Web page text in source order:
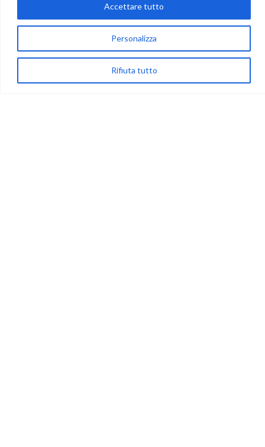
Personalizza
Rifiuta tutto
Accettare tutto
via Acqua delle Noci 12
83024 Monteforte Irpino (AV)
info@ideepercreare.it